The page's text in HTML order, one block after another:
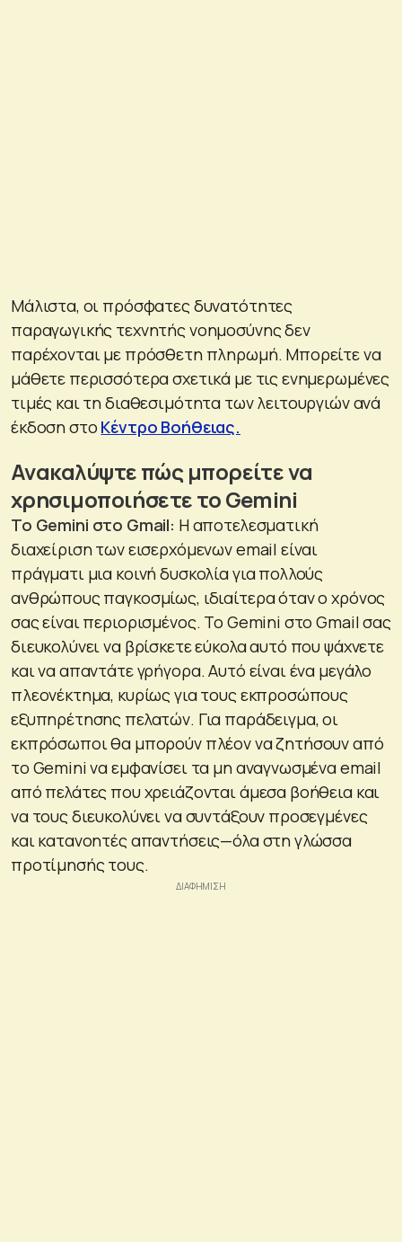
Μάλιστα, οι πρόσφατες δυνατότητες
παραγωγικής τεχνητής νοημοσύνης δεν
παρέχονται με πρόσθετη πληρωμή. Μπορείτε να
μάθετε περισσότερα σχετικά με τις ενημερωμένες
τιμές και τη διαθεσιμότητα των λειτουργιών ανά
έκδοση στο Κέντρο Βοήθειας.
Ανακαλύψτε πώς μπορείτε να
χρησιμοποιήσετε τοGemini
Το Gemini στο Gmail: Η αποτελεσματική
διαχείριση των εισερχόμενων email είναι
πράγματι μια κοινή δυσκολία για πολλούς
ανθρώπους παγκοσμίως, ιδιαίτερα όταν ο χρόνος
σας είναι περιορισμένος. Το Gemini στο Gmail σας
διευκολύνει να βρίσκετε εύκολα αυτό που ψάχνετε
και να απαντάτε γρήγορα. Αυτό είναι ένα μεγάλο
πλεονέκτημα, κυρίως για τους εκπροσώπους
εξυπηρέτησης πελατών. Για παράδειγμα, οι
εκπρόσωποι θα μπορούν πλέον να ζητήσουν από
το Gemini να εμφανίσει τα μη αναγνωσμένα email
από πελάτες που χρειάζονται άμεσα βοήθεια και
να τους διευκολύνει να συντάξουν προσεγμένες
και κατανοητές απαντήσεις—όλα στη γλώσσα
προτίμησής τους.